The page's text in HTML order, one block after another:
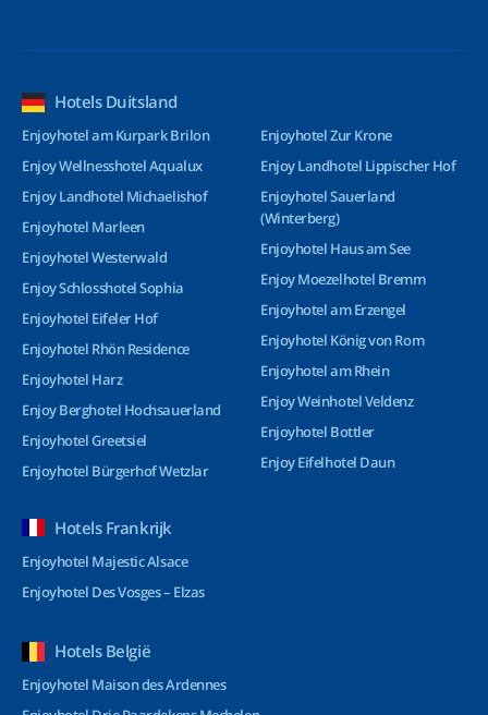
Hotels Duitsland
Enjoyhotel am Kurpark Brilon
Enjoy Wellnesshotel Aqualux
Enjoy Landhotel Michaelishof
Enjoyhotel Marleen
Enjoyhotel Westerwald
Enjoy Schlosshotel Sophia
Enjoyhotel Eifeler Hof
Enjoyhotel Rhön Residence
Enjoyhotel Harz
Enjoy Berghotel Hochsauerland
Enjoyhotel Greetsiel
Enjoyhotel Bürgerhof Wetzlar
Enjoyhotel Zur Krone
Enjoy Landhotel Lippischer Hof
Enjoyhotel Sauerland
(Winterberg)
Enjoyhotel Haus am See
Enjoy Moezelhotel Bremm
Enjoyhotel am Erzengel
Enjoyhotel König von Rom
Enjoyhotel am Rhein
Enjoy Weinhotel Veldenz
Enjoyhotel Bottler
Enjoy Eifelhotel Daun
Hotels Frankrijk
Enjoyhotel Majestic Alsace
Enjoyhotel Des Vosges – Elzas
Hotels België
Enjoyhotel Maison des Ardennes